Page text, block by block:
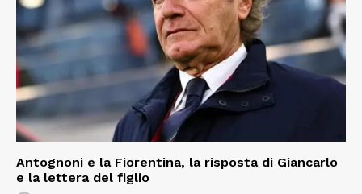
Antognoni e la Fiorentina, la risposta di Giancarlo
e la lettera del figlio